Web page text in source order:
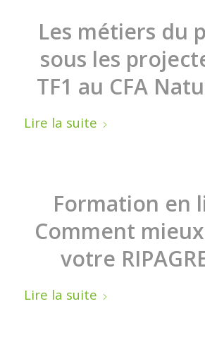
Les métiers du
sous les
TF1 au CFA
Lire la suite
Formation en
Comment
votre
Lire la suite